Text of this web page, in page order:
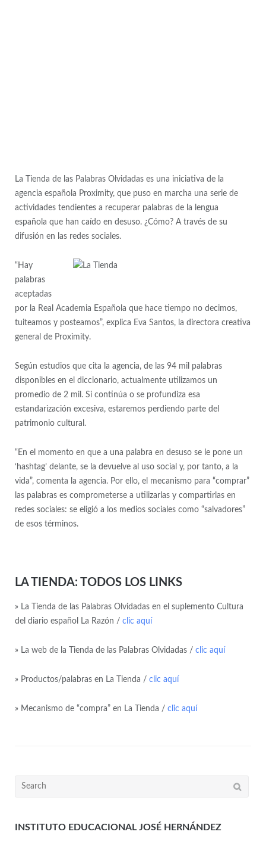
La Tienda de las Palabras Olvidadas es una iniciativa de la
agencia española Proximity, que puso en marcha una serie de
actividades tendientes a recuperar palabras de la lengua
española que han caído en desuso. ¿Cómo? A través de su
difusión en las redes sociales.
“Hay
palabras
aceptadas
por la Real Academia Española que hace tiempo no decimos,
tuiteamos y posteamos”, explica Eva Santos, la directora creativa
general de Proximity.
Según estudios que cita la agencia, de las 94 mil palabras
disponibles en el diccionario, actualmente utilizamos un
promedio de 2 mil. Si continúa o se profundiza esa
estandarización excesiva, estaremos perdiendo parte del
patrimonio cultural.
“En el momento en que a una palabra en desuso se le pone un
‘hashtag’ delante, se la devuelve al uso social y, por tanto, a la
vida”, comenta la agencia. Por ello, el mecanismo para “comprar”
las palabras es comprometerse a utilizarlas y compartirlas en
redes sociales: se eligió a los medios sociales como “salvadores”
de esos términos.
LA TIENDA: TODOS LOS LINKS
» La Tienda de las Palabras Olvidadas en el suplemento Cultura
del diario español La Razón / clic aquí
» La web de la Tienda de las Palabras Olvidadas / clic aquí
» Productos/palabras en La Tienda / clic aquí
» Mecanismo de “compra” en La Tienda / clic aquí
INSTITUTO EDUCACIONAL JOSÉ HERNÁNDEZ